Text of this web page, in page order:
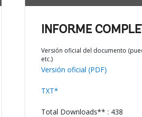
INFORME
Versión oficial del documento
etc.)
Versión oficial (PDF)
TXT*
Total Downloads** : 438